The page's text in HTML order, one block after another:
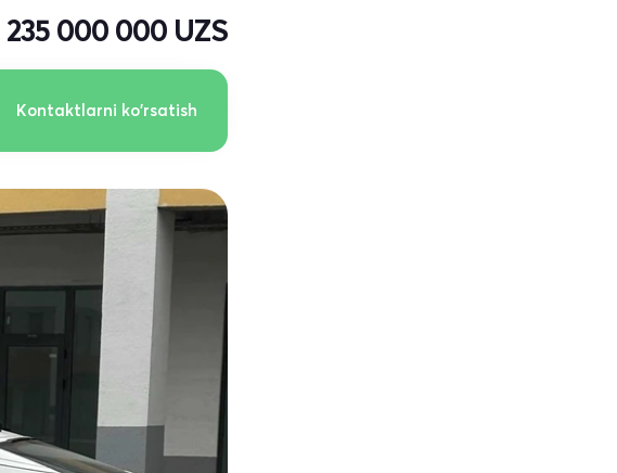
235 000 000 UZS
Kontaktlarni ko'rsatish